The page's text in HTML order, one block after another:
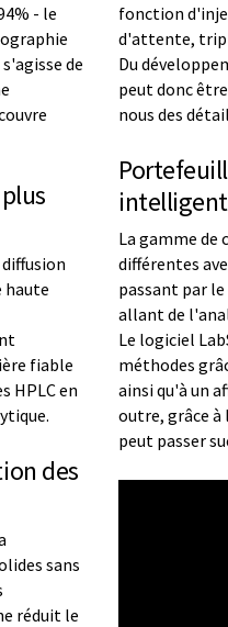
- le
de
haute
fiable
HPLC en
des
sans
réduit le
fonction
d'attente,
Du
peut donc
nous des
La gamme de
différentes
passant par
allant de
Le logiciel
méthodes
ainsi qu'à un
outre, grâce
peut passer